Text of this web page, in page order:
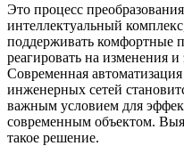
Это процесс
интеллектуальный
поддерживать комфортные
реагировать на изменения
Современная
инженерных сетей
важным условием для
современным объектом.
такое решение.